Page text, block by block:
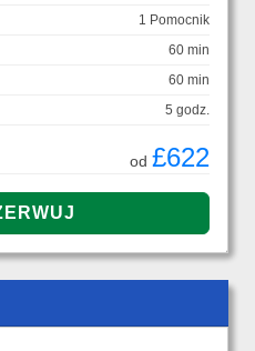
1 Pomocnik
60 min
60 min
5 godz.
od £622